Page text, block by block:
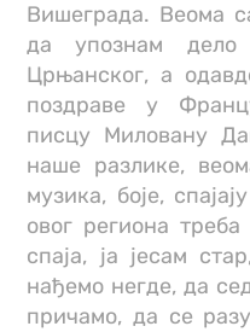
Вишеграда. Веома
да упознам дело
Црњанског, а
поздраве у
писцу Миловану
наше разлике,
музика, боје,
овог региона
спаја, ја јесам
нађемо негде, да
причамо, да се